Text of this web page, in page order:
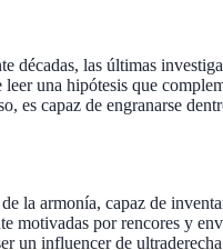
las últimas
una hipótesis que
capaz de engranarse
armonía, capaz de
por rencores y
un influencer de